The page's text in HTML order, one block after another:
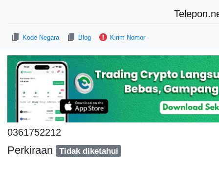
Kode Negara Blog Kirim Nomor
0361752212
Perkiraan Tidak diketahui